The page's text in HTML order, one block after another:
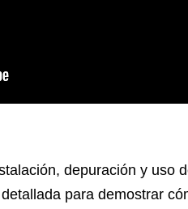
depuración y uso
para demostrar